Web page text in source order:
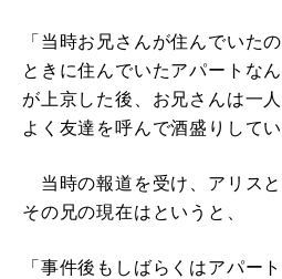
「当時お兄さんが住んでいた
ときに住んでいたアパートな
が上京した後、お兄さんは一
よく友達を呼んで酒盛りして
当時の報道を受け、アリスと
その兄の現在はというと、
「事件後もしばらくはアパー